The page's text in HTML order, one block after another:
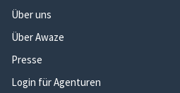
Über uns
Über Awaze
Presse
Login für Agenturen